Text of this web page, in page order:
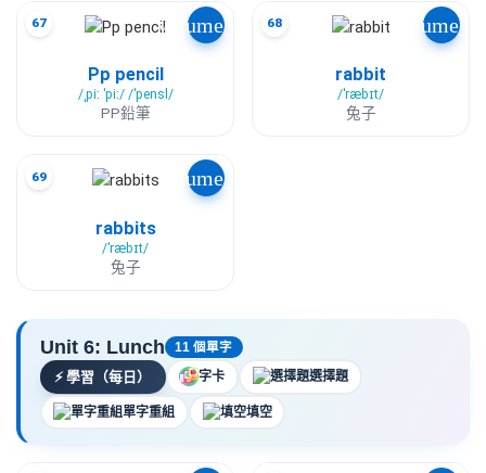
67 volume_up
Pp pencil
/ˌpiː ˈpiː/ /ˈpensl/
PP鉛筆
68
rabbit
/ˈræbɪt/
兔子
69 volume_up
rabbits
/ˈræbɪt/
兔子
Unit 6: Lunch 11 個單字
⚡學習（每日） 字卡 選擇題
單字重組 填空